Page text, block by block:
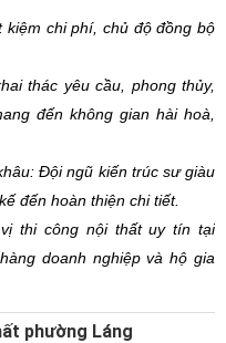
chi phí, chủ độ đồng bộ
thác yêu cầu, phong thủy,
đến không gian hài hoà,
Đội ngũ kiến trúc sư giàu
đến hoàn thiện chi tiết.
thi công nội thất uy tín tại
doanh nghiệp và hộ gia
phường Láng